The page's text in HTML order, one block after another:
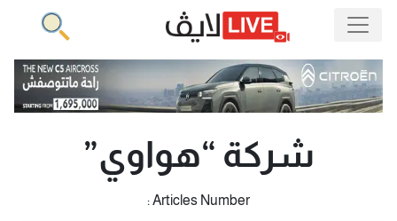
شركة “هواوي”
Articles Number :